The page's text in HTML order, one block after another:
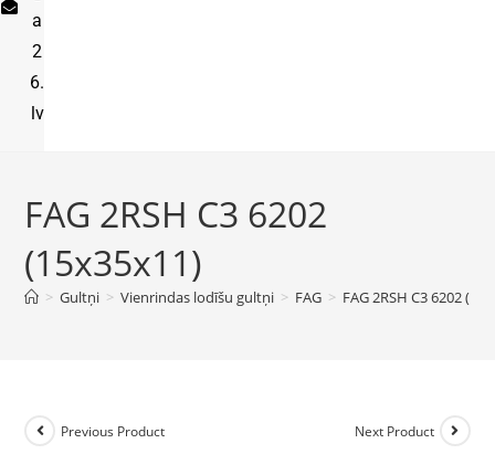
a
2
6.
lv
FAG 2RSH C3 6202
(15x35x11)
> Gultņi > Vienrindas lodīšu gultņi > FAG > FAG 2RSH C3 6202
Previous Product Next Product